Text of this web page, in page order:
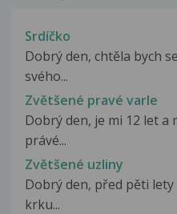
Srdíčko
Dobrý den, chtěla bych
svého...
Zvětšené pravé varle
Dobrý den, je mi 12 let a
právé...
Zvětšené uzliny
Dobrý den, před pěti
krku...